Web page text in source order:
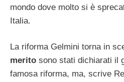
mondo dove molto si è
Italia.
La riforma Gelmini torna in
merito sono stati dichiarati il
famosa riforma, ma, scrive